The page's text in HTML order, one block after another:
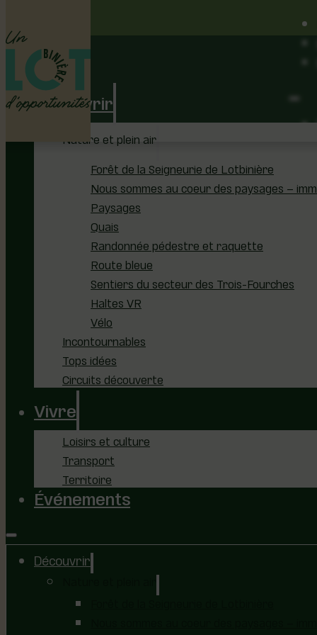
Découvrir
Nature et plein air
Forêt de la Seigneurie de Lotbinière
Nous sommes au coeur des paysages –
Paysages
Quais
Randonnée pédestre et raquette
Route bleue
Sentiers du secteur des Trois-Fourches
Haltes VR
Vélo
Incontournables
Tops idées
Circuits découverte
Vivre
Loisirs et culture
Transport
Territoire
Événements
Découvrir